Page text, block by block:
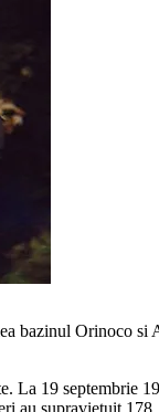
bazinul Orinoco si
La 19 septembrie
au supravietuit